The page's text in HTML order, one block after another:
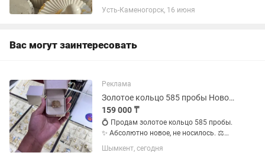
Усть-Каменогорск, 16 июня
Вас могут заинтересовать
Реклама
Золотое кольцо 585 пробы Новое Размер 20,5 2,86 г
159 000 ₸
💍 Продам золотое кольцо 585 пробы.
✨ Абсолютно новое, не носилось. ⚖️
Вес: 2,86 г. 📏 Размер: 20,5. 🏷️ Бирка
сохранена. 🎁 В комплекте новая
Шымкент, сегодня